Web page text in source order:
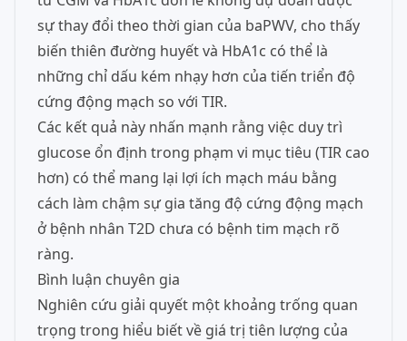
sự thay đổi theo thời gian của baPWV, cho thấy
biến thiên đường huyết và HbA1c có thể là
những chỉ dấu kém nhạy hơn của tiến triển độ
cứng động mạch so với TIR.
Các kết quả này nhấn mạnh rằng việc duy trì
glucose ổn định trong phạm vi mục tiêu (TIR cao
hơn) có thể mang lại lợi ích mạch máu bằng
cách làm chậm sự gia tăng độ cứng động mạch
ở bệnh nhân T2D chưa có bệnh tim mạch rõ
ràng.
Bình luận chuyên gia
Nghiên cứu giải quyết một khoảng trống quan
trọng trong hiểu biết về giá trị tiên lượng của